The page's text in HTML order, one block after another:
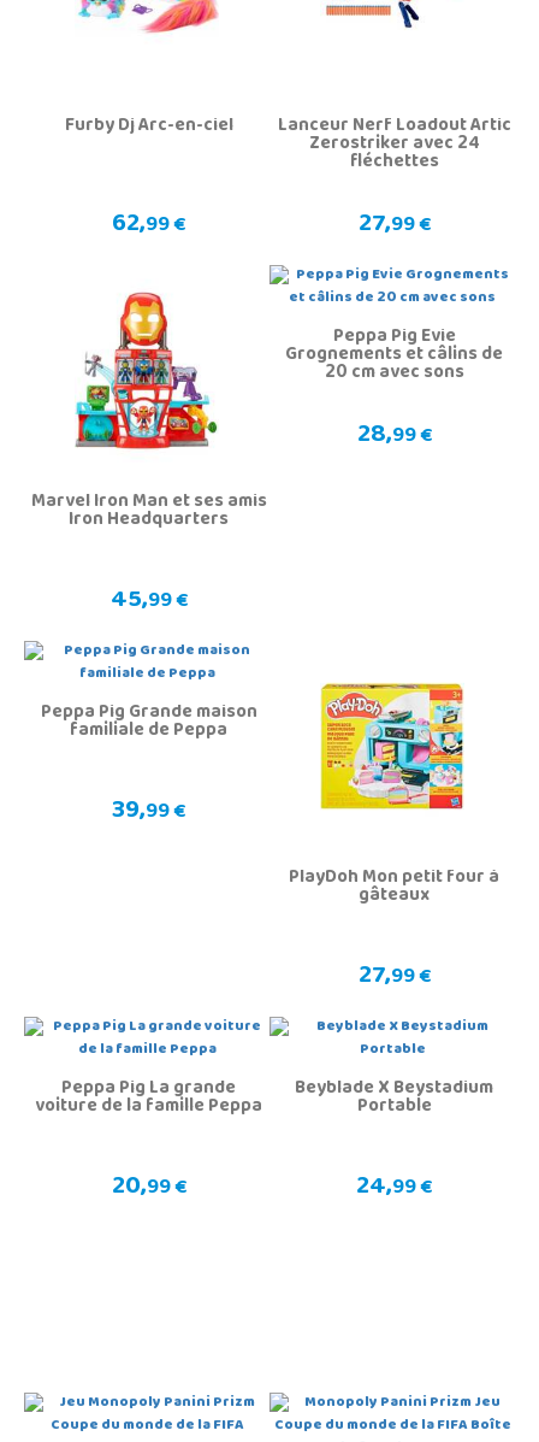
Furby Dj Arc-en-ciel
62,99 €
Lanceur Nerf Loadout Artic
Zerostriker avec 24
fléchettes
27,99 €
Marvel Iron Man et ses amis
Iron Headquarters
45,99 €
Peppa Pig Evie
Grognements et câlins de
20 cm avec sons
28,99 €
Peppa Pig Grande maison
familiale de Peppa
39,99 €
PlayDoh Mon petit four à
gâteaux
27,99 €
Peppa Pig La grande
voiture de la famille Peppa
20,99 €
Beyblade X Beystadium
Portable
24,99 €